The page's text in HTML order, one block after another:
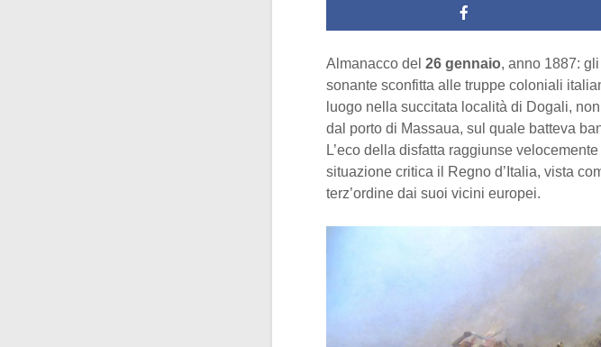
Almanacco del 26 gennaio, anno 1887:
sonante sconfitta alle truppe coloniali
luogo nella succitata località di Dogali,
dal porto di Massaua, sul quale batteva
L’eco della disfatta raggiunse velocemente
situazione critica il Regno d’Italia, vista
terz’ordine dai suoi vicini europei.